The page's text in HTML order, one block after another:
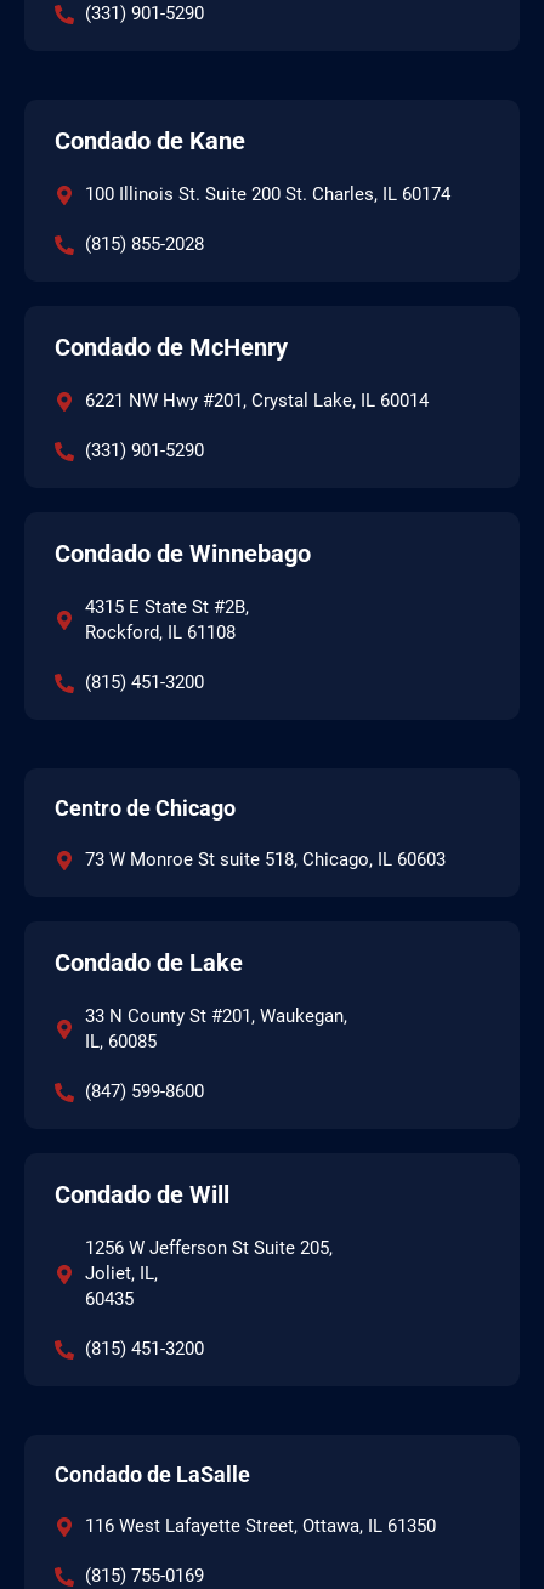
(331) 901-5290
Condado de Kane
100 Illinois St. Suite 200 St. Charles, IL 60174
(815) 855-2028
Condado de McHenry
6221 NW Hwy #201, Crystal Lake, IL 60014
(331) 901-5290
Condado de Winnebago
4315 E State St #2B,
Rockford, IL 61108
(815) 451-3200
Centro de Chicago
73 W Monroe St suite 518, Chicago, IL 60603
Condado de Lake
33 N County St #201, Waukegan,
IL, 60085
(847) 599-8600
Condado de Will
1256 W Jefferson St Suite 205,
Joliet, IL,
60435
(815) 451-3200
Condado de LaSalle
116 West Lafayette Street, Ottawa, IL 61350
(815) 755-0169